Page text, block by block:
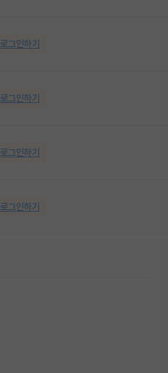
로그인하기
로그인하기
로그인하기
로그인하기